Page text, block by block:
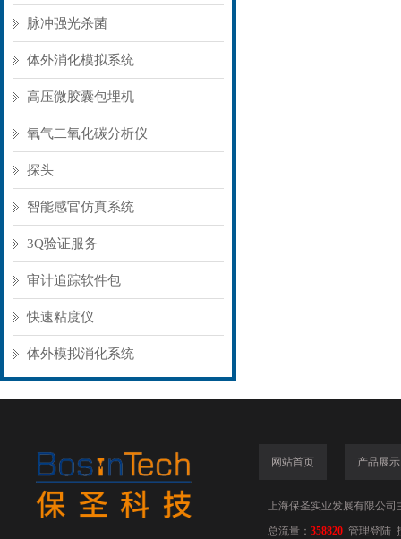
脉冲强光杀菌
体外消化模拟系统
高压微胶囊包埋机
氧气二氧化碳分析仪
探头
智能感官仿真系统
3Q验证服务
审计追踪软件包
快速粘度仪
体外模拟消化系统
网站首页 产品展示
上海保圣实业发展有限公司
总流量： 358820 管理登陆